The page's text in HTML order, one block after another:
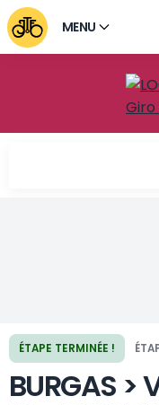
MENU
ÉTAPE TERMINÉE !
BURGAS >
Étape précédente